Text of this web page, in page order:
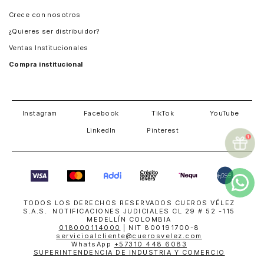
Crece con nosotros
¿Quieres ser distribuidor?
Ventas Institucionales
Compra institucional
Instagram Facebook TikTok YouTube
LinkedIn Pinterest
TODOS LOS DERECHOS RESERVADOS CUEROS VÉLEZ
S.A.S. NOTIFICACIONES JUDICIALES CL 29 # 52 -115
MEDELLÍN COLOMBIA
018000114000
| NIT 800191700-8
servicioalcliente@cuerosvelez.com
WhatsApp +57310 448 6083
SUPERINTENDENCIA DE INDUSTRIA Y COMERCIO